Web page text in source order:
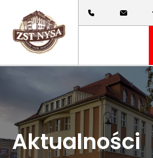
Aktualności